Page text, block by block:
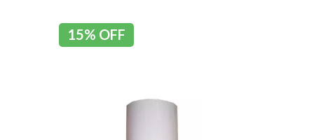
15% OFF